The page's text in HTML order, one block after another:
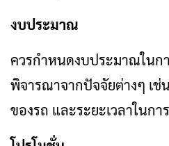
งบประมาณ
ควรกำหนดงบประมาณในกา
พิจารณาจากปัจจัยต่างๆ เช่
ของรถ และระยะเวลาในกา